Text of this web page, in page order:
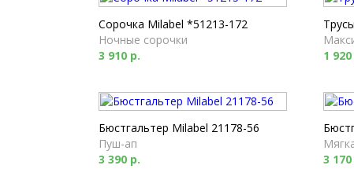
Сорочка Milabel *51213-172
Ночные сорочки
3 910 р.
1
Бюстгальтер Milabel 21178-56
Пуш-ап
3 390 р.
3